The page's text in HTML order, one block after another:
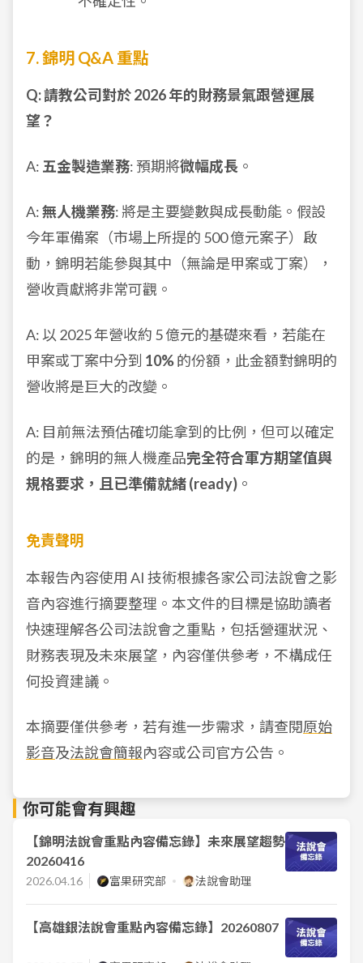
7. 錦明 Q&A 重點
Q: 請教公司對於 2026 年的財務景氣跟營運展
望？
A: 五金製造業務: 預期將微幅成長 。
A:無人機業務: 將是主要變數與成長動能。假設
今年軍備案（市場上所提的 500 億元案子）啟
動，錦明若能參與其中（無論是甲案或丁案），
營收貢獻將非常可觀。
A: 以 2025 年營收約 5 億元的基礎來看，若能在
甲案或丁案中分到 10%的份額，此金額對錦明的
營收將是巨大的改變。
A: 目前無法預估確切能拿到的比例，但可以確定
的是，錦明的無人機產品完全符合軍方期望值與
規格要求，且已準備就緒 (ready) 。
免責聲明
本報告內容使用 AI 技術根據各家公司法說會之影
音內容進行摘要整理。本文件的目標是協助讀者
快速理解各公司法說會之重點，包括營運狀況、
財務表現及未來展望，內容僅供參考，不構成任
何投資建議。
本摘要僅供參考，若有進一步需求，請查閱原始
影音及法說會簡報內容或公司官方公告。
你可能會有興趣
【錦明法說會重點內容備忘錄】未來展望趨勢
20260416
2026.04.16 富果研究部 法說會助理
【高雄銀法說會重點內容備忘錄】20260807